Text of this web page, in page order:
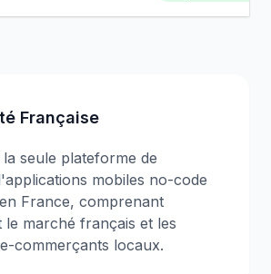
Française
seule plateforme de
mobiles no-code
France, comprenant
le marché français et les
commerçants locaux.